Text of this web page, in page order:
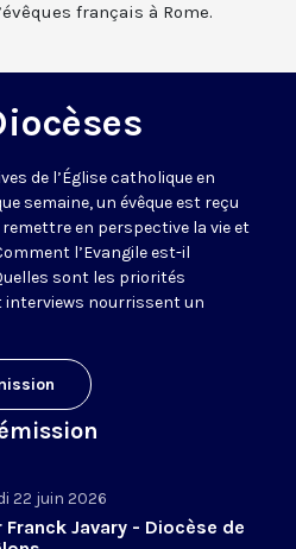
français à Rome.
de l’Église catholique en
semaine, un évêque est reçu
en perspective la vie et
l’Evangile est-il
sont les priorités
interviews nourrissent un
22 juin 2026
Franck Javary - Diocèse de